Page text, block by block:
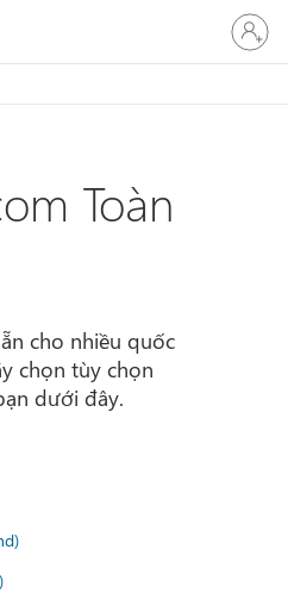
Đăng
nhập
tài
của
Toàn
cho nhiều quốc
chọn tùy chọn
dưới đây.